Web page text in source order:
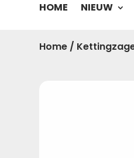
HOME NIEUW
Home /